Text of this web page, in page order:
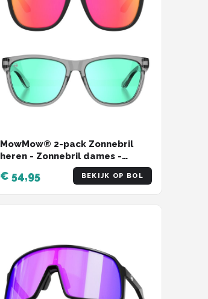
MowMow® 2-pack Zonnebril
heren - Zonnebril dames -
Gepolariseerd - X-CelLens -
ZEUS collectie
€ 54,95 BEKIJK OP BOL